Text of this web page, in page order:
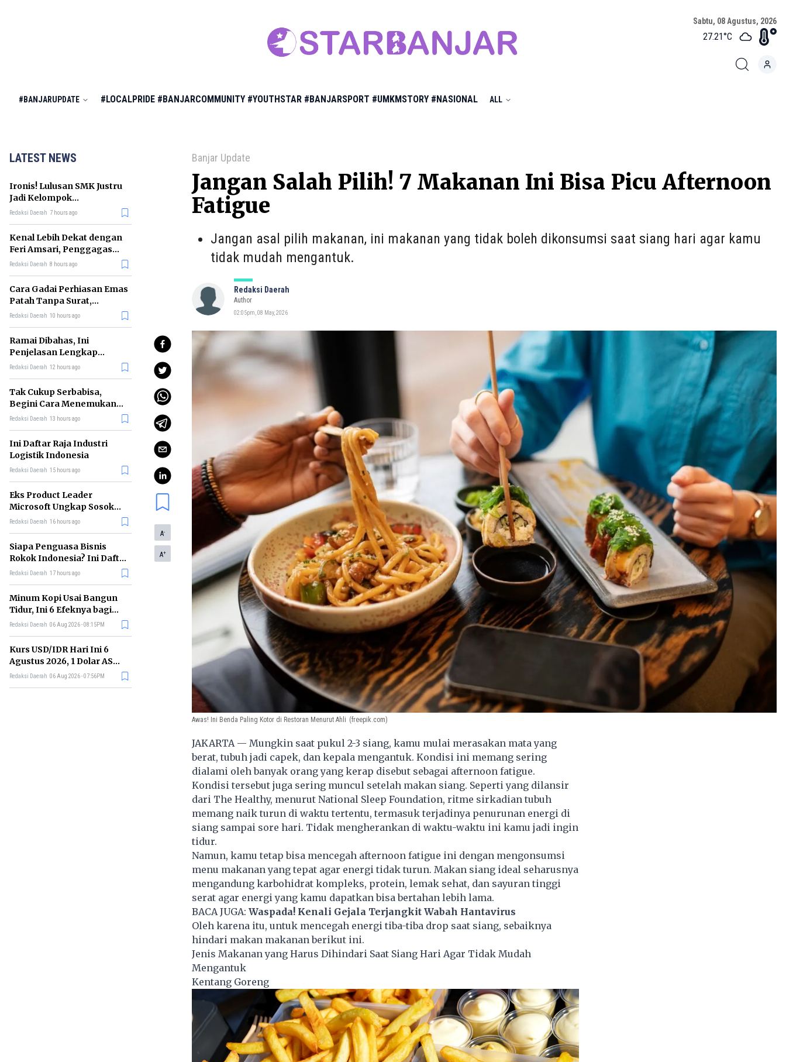
Sabtu, 08 Agustus, 2026
27.21°C
#BANJARUPDATE #LOCALPRIDE #BANJARCOMMUNITY #YOUTHSTAR #BANJARSPORT #UMKMSTORY #NASIONAL ALL
LATEST NEWS
Ironis! Lulusan SMK Justru
Jadi Kelompok
Pengangguran Terbanyak
Redaksi Daerah 7 hours ago
Kenal Lebih Dekat dengan
Feri Amsari, Penggagas
Kabinet Bayangan
Redaksi Daerah 8 hours ago
Cara Gadai Perhiasan Emas
Patah Tanpa Surat,
Ternyata Tetap Bisa!
Redaksi Daerah 10 hours ago
Ramai Dibahas, Ini
Penjelasan Lengkap
tentang Konsep Kabinet
Redaksi Daerah 12 hours ago
Tak Cukup Serbabisa,
Begini Cara Menemukan
'Spike' agar CV Dilirik HR
Redaksi Daerah 13 hours ago
Ini Daftar Raja Industri
Logistik Indonesia
Redaksi Daerah 15 hours ago
Eks Product Leader
Microsoft Ungkap Sosok
yang Paling Cocok
Redaksi Daerah 16 hours ago
Siapa Penguasa Bisnis
Rokok Indonesia? Ini Daftar
Perusahaan Terbesarnya
Redaksi Daerah 17 hours ago
Minum Kopi Usai Bangun
Tidur, Ini 6 Efeknya bagi
Kesehatan Tubuh
Redaksi Daerah 06 Aug 2026 - 08:15PM
Kurs USD/IDR Hari Ini 6
Agustus 2026, 1 Dolar AS
Kini Berapa Rupiah?
Redaksi Daerah 06 Aug 2026 - 07:56PM
Banjar Update
Jangan Salah Pilih! 7 Makanan Ini Bisa Picu Afternoon
Fatigue
Jangan asal pilih makanan, ini makanan yang tidak boleh dikonsumsi saat siang hari agar kamu
tidak mudah mengantuk.
Redaksi Daerah
Author
02:05pm, 08 May, 2026
A-
A+
Awas! Ini Benda Paling Kotor di Restoran Menurut Ahli (freepik.com)
JAKARTA — Mungkin saat pukul 2-3 siang, kamu mulai merasakan mata yang
berat, tubuh jadi capek, dan kepala mengantuk. Kondisi ini memang sering
dialami oleh banyak orang yang kerap disebut sebagai afternoon fatigue.
Kondisi tersebut juga sering muncul setelah makan siang. Seperti yang dilansir
dari The Healthy, menurut National Sleep Foundation, ritme sirkadian tubuh
memang naik turun di waktu tertentu, termasuk terjadinya penurunan energi di
siang sampai sore hari. Tidak mengherankan di waktu-waktu ini kamu jadi ingin
tidur.
Namun, kamu tetap bisa mencegah afternoon fatigue ini dengan mengonsumsi
menu makanan yang tepat agar energi tidak turun. Makan siang ideal seharusnya
mengandung karbohidrat kompleks, protein, lemak sehat, dan sayuran tinggi
serat agar energi yang kamu dapatkan bisa bertahan lebih lama.
BACA JUGA: Waspada! Kenali Gejala Terjangkit Wabah Hantavirus
Oleh karena itu, untuk mencegah energi tiba-tiba drop saat siang, sebaiknya
hindari makan makanan berikut ini.
Jenis Makanan yang Harus Dihindari Saat Siang Hari Agar Tidak Mudah
Mengantuk
Kentang Goreng